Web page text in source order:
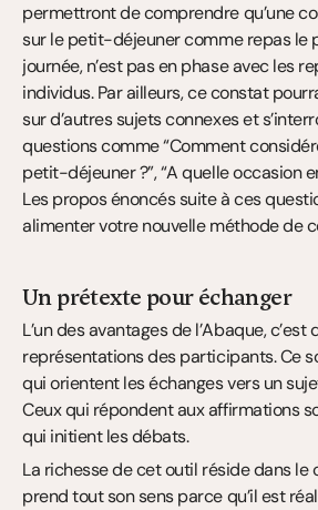
permettront de comprendre qu’une
sur le petit-déjeuner comme repas le
journée, n’est pas en phase avec les
individus. Par ailleurs, ce constat
sur d’autres sujets connexes et
questions comme “Comment
petit-déjeuner ?”, “A quelle occasion
Les propos énoncés suite à ces
alimenter votre nouvelle méthode de
Un prétexte pour échanger
L’un des avantages de l’Abaque, c’est
représentations des participants. Ce
qui orientent les échanges vers un
Ceux qui répondent aux affirmations
qui initient les débats.
La richesse de cet outil réside dans le
prend tout son sens parce qu’il est